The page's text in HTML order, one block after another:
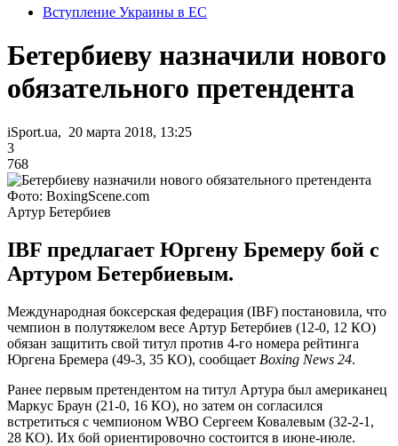
Вступление Украины в ЕС
Бетербиеву назначили нового
обязательного претендента
iSport.ua, 20 марта 2018, 13:25
3
768
Фото: BoxingScene.com
Артур Бетербиев
IBF предлагает Юргену Бремеру бой с
Артуром Бетербиевым.
Международная боксерская федерация (IBF) постановила, что
чемпион в полутяжелом весе Артур Бетербиев (12-0, 12 КО)
обязан защитить свой титул против 4-го номера рейтинга
Юргена Бремера (49-3, 35 КО), сообщает Boxing News 24.
Ранее первым претендентом на титул Артура был американец
Маркус Браун (21-0, 16 КО), но затем он согласился
встретиться с чемпионом WBO Сергеем Ковалевым (32-2-1,
28 КО). Их бой ориентировочно состоится в июне-июле.